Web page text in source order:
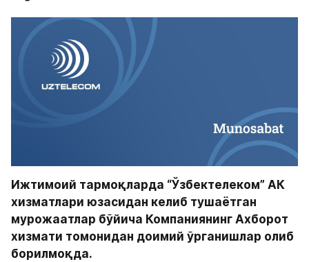
Ижтимоий тармоқларда “Ўзбектелеком” АК
хизматлари юзасидан келиб тушаётган
мурожаатлар бўйича Компаниянинг Ахборот
хизмати томонидан доимий ўрганишлар олиб
борилмоқда.